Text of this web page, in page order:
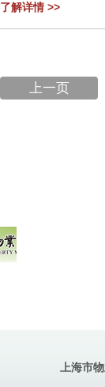
了解详情 >>
上一页
上海市